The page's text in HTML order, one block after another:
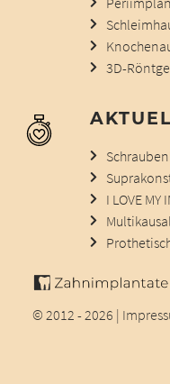
3D-
I LOVE MY
© 2012 - 2026 |